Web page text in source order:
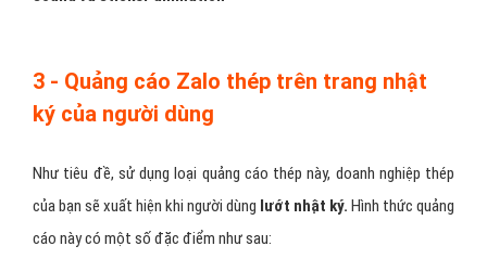
3 - Quảng cáo Zalo thép trên trang nhật
ký của người dùng
Như tiêu đề, sử dụng loại quảng cáo thép này, doanh nghiệp thép
của bạn sẽ xuất hiện khi người dùng lướt nhật ký. Hình thức quảng
cáo này có một số đặc điểm như sau: